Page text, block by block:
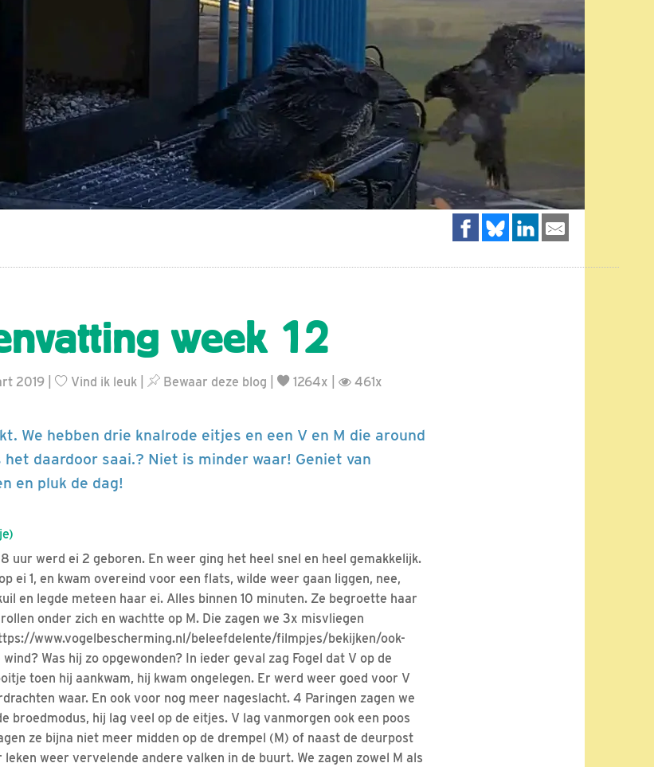
week 12
2019 | Vind ik leuk Bewaar deze blog 1264x | 461x
We hebben drie knalrode eitjes en een V en M die around
daardoor saai.? Niet is minder waar! Geniet van
en pluk de dag!
uur werd ei 2 geboren. En weer ging het heel snel en heel gemakkelijk.
ei 1, en kwam overeind voor een flats, wilde weer gaan liggen, nee,
en legde meteen haar ei. Alles binnen 10 minuten. Ze begroette haar
onder zich en wachtte op M. Die zagen we 3x misvliegen
www.vogelbescherming.nl/beleefdelente/filmpjes/bekijken/ook-
Was hij zo opgewonden? In ieder geval zag Fogel dat V op de
toen hij aankwam, hij kwam ongelegen. Er werd weer goed voor V
waar. En ook voor nog meer nageslacht. 4 Paringen zagen we
broedmodus, hij lag veel op de eitjes. V lag vanmorgen ook een poos
ze bijna niet meer midden op de drempel (M) of naast de deurpost
weer vervelende andere valken in de buurt. We zagen zowel M als